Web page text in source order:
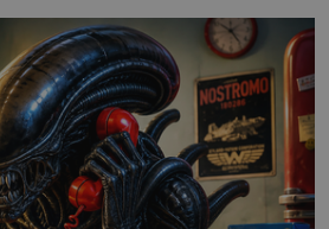
by pokoj miminka měl působit
Předškolní věk je